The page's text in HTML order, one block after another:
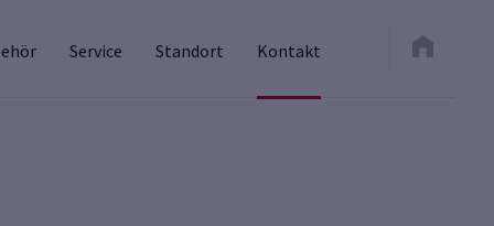
Service Standort Kontakt